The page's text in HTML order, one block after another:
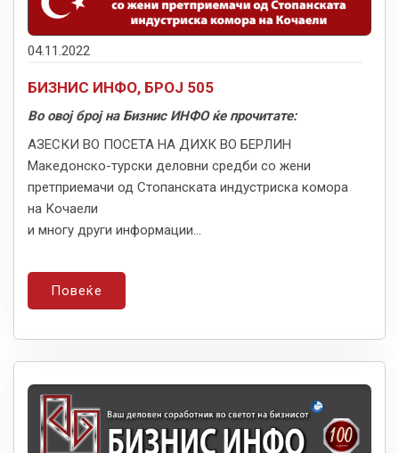
04.11.2022
БИЗНИС ИНФО, БРОЈ 505
Во овој број на Бизнис ИНФО ќе прочитате:
АЗЕСКИ ВО ПОСЕТА НА ДИХК ВО БЕРЛИН
Македонско-турски деловни средби со жени
претприемачи од Стопанската индустриска комора
на Кочаели
и многу други информации...
Повеќе